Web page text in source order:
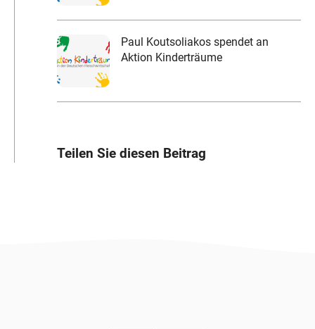
Paul Koutsoliakos spendet an
Aktion Kinderträume
Teilen Sie diesen Beitrag